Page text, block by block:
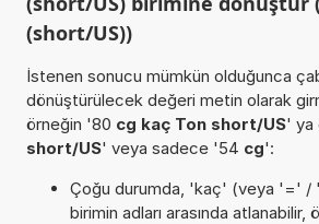
(short/US))
İstenen sonucu mümkün olduğunca
dönüştürülecek değeri metin olarak
örneğin '80 cg kaç Ton short/US' ya
short/US' veya sadece '54 cg':
Çoğu durumda, 'kaç' (veya '=' /
birimin adları arasında